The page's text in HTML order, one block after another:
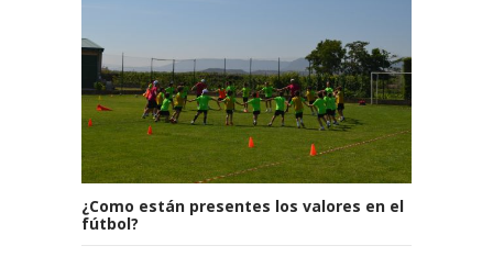
¿Como están presentes los valores en el
fútbol?